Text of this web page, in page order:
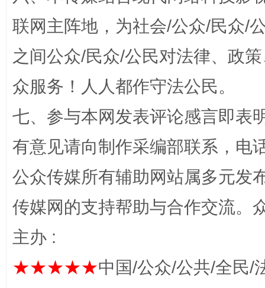
网上购药对药下症？
联网主阵地，为社会/公众/民众/
之间公众/民众/公民对法律、政
众服务！人人都作守法公民。
七、参与本网发表评论感言即表
有意见请向制作采编部联系，电
公众传媒所有辅助网站属多元发
传媒网的支持帮助与合作交流。
主办 :
★★★★★中国/公众/公共/全民/